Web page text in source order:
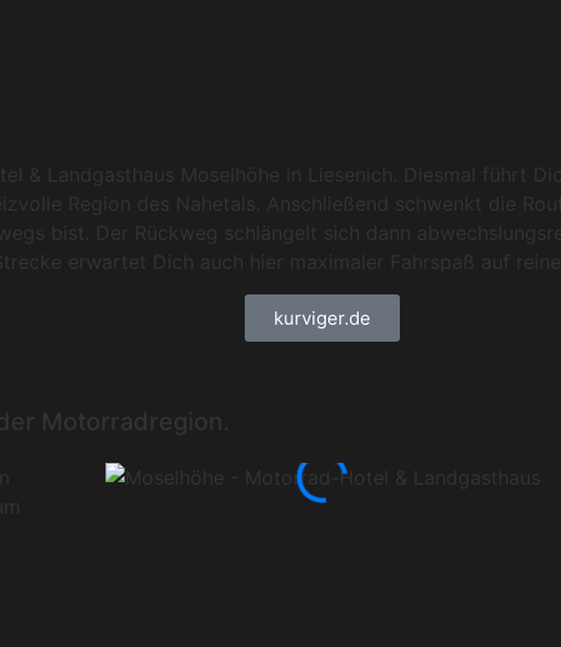
& Landgasthaus Moselhöhe in Liesenich. Diesmal führt
Region des Nahetals. Anschließend schwenkt die
bist. Der Rückweg schlängelt sich dann
erwartet Dich auch hier maximaler Fahrspaß auf
kurviger.de
Motorradregion.